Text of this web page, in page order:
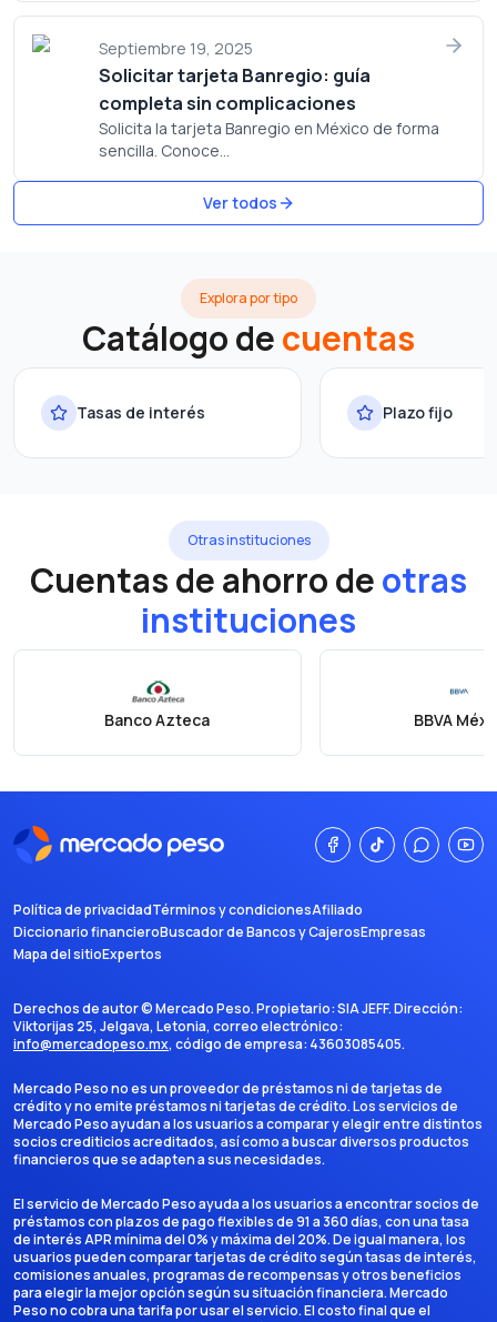
Septiembre 19, 2025
Solicitar tarjeta Banregio: guía
completa sin complicaciones
Solicita la tarjeta Banregio en México de forma
sencilla. Conoce...
Ver todos
Explora por tipo
Catálogo decuentas
Tasas de interés Plazo fijo
Otras instituciones
Cuentas de ahorro deotras
instituciones
Banco Azteca BBVA
Política de privacidadTérminos y condicionesAfiliado
Diccionario financieroBuscador de Bancos y CajerosEmpresas
Mapa del sitioExpertos
Derechos de autor ©Mercado Peso. Propietario:SIA JEFF. Dirección:
Viktorijas 25, Jelgava, Letonia, correo electrónico:
info@mercadopeso.mx, código de empresa: 43603085405.
Mercado Peso no es un proveedor de préstamos ni de tarjetas de
crédito y no emite préstamos ni tarjetas de crédito. Los servicios de
Mercado Peso ayudan a los usuarios a comparar y elegir entre distintos
socios crediticios acreditados, así como a buscar diversos productos
financieros que se adapten a sus necesidades.
El servicio de Mercado Peso ayuda a los usuarios a encontrar socios de
préstamos con plazos de pago flexibles de 91 a 360 días, con una tasa
de interés APR mínima del 0% y máxima del 20%. De igual manera, los
usuarios pueden comparar tarjetas de crédito según tasas de interés,
comisiones anuales, programas de recompensas y otros beneficios
para elegir la mejor opción según su situación financiera. Mercado
Peso no cobra una tarifa por usar el servicio. El costo final que el